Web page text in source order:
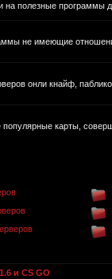
на полезные программы
не имеющие
онли кнайф,
карты,
и CS GO